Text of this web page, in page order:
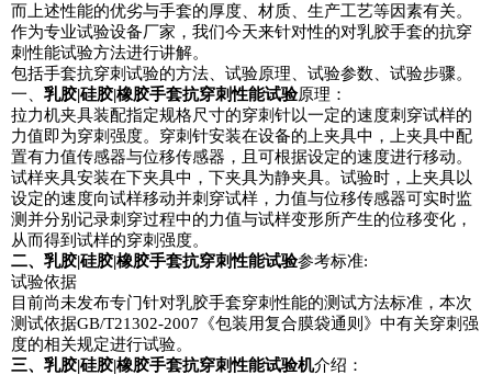
而上述性能的优劣与手套的厚度、材质、生产工艺等因素有关。
作为专业试验设备厂家，我们今天来针对性的对乳胶手套的抗穿
刺性能试验方法进行讲解。
包括手套抗穿刺试验的方法、试验原理、试验参数、试验步骤。
一、 乳胶|硅胶|橡胶手套抗穿刺性能试验原理：
拉力机夹具装配指定规格尺寸的穿刺针以一定的速度刺穿试样的
力值即为穿刺强度。穿刺针安装在设备的上夹具中，上夹具中配
置有力值传感器与位移传感器，且可根据设定的速度进行移动。
试样夹具安装在下夹具中，下夹具为静夹具。试验时，上夹具以
设定的速度向试样移动并刺穿试样，力值与位移传感器可实时监
测并分别记录刺穿过程中的力值与试样变形所产生的位移变化，
从而得到试样的穿刺强度。
二、乳胶|硅胶|橡胶手套抗穿刺性能试验参考标准:
试验依据
目前尚未发布专门针对乳胶手套穿刺性能的测试方法标准，本次
测试依据GB/T21302-2007《包装用复合膜袋通则》中有关穿刺强
度的相关规定进行试验。
三、乳胶|硅胶|橡胶手套抗穿刺性能试验机介绍：